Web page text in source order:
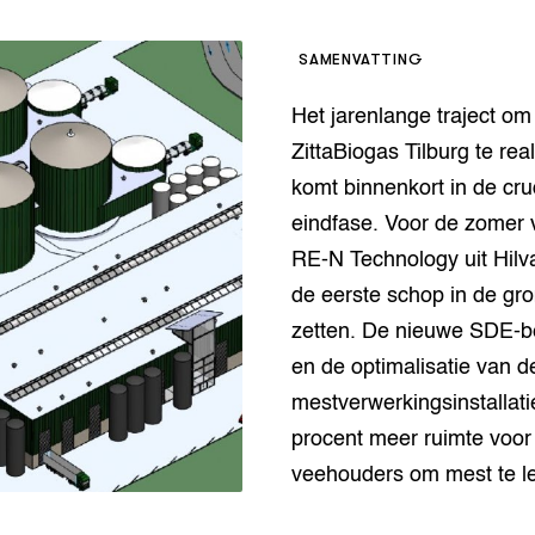
landbouw
Aquacultuur
economy
Innovatieloket
& Biologisch
Aanpakken
SAMENVATTING
Het jarenlange traject om
ZittaBiogas Tilburg te
komt binnenkort in de
eindfase. Voor de zomer
RE-N Technology uit
de eerste schop in de
zetten. De nieuwe SDE-
en de optimalisatie van
procent meer ruimte voor
veehouders om mest te